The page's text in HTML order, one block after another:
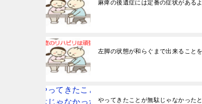
麻痺の後遺症には定番の症状がある
左脚の状態が和らぐまで出来ること
やってきたことが無駄じゃなかった